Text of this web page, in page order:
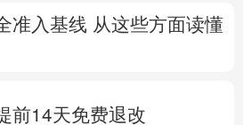
准入基线 从这些方面读懂
前14天免费退改